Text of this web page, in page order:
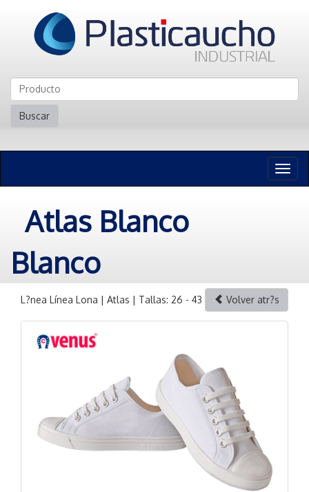
Buscar
n
Atlas Blanco
Blanco
L?nea Línea Lona | Atlas | Tallas: 26 - 43 Volver atr?s